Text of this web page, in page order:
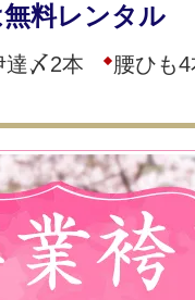
料レンタル
達〆2本
腰ひも